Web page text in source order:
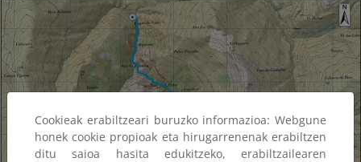
Cookieak erabiltzeari buruzko informazioa: Webgune
honek cookie propioak eta hirugarrenenak erabiltzen
ditu saioa hasita edukitzeko, erabiltzailearen